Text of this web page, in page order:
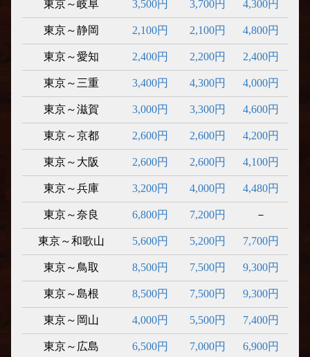
東京～岐阜 3,500円 3,700円 4,300円
東京～静岡 2,100円 2,100円 4,800円
東京～愛知 2,400円 2,200円 2,400円
東京～三重 3,400円 4,300円 4,000円
東京～滋賀 3,000円 3,300円 4,600円
東京～京都 2,600円 2,600円 4,200円
東京～大阪 2,600円 2,600円 4,100円
東京～兵庫 3,200円 4,000円 4,480円
東京～奈良 6,800円 7,200円 －
東京～和歌山 5,600円 5,200円 7,700円
東京～鳥取 8,500円 7,500円 9,300円
東京～島根 8,500円 7,500円 9,300円
東京～岡山 4,000円 5,500円 7,400円
東京～広島 6,500円 7,000円 6,900円